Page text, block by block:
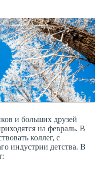
и больших друзей
на февраль. В
коллег, с
индустрии детства. В